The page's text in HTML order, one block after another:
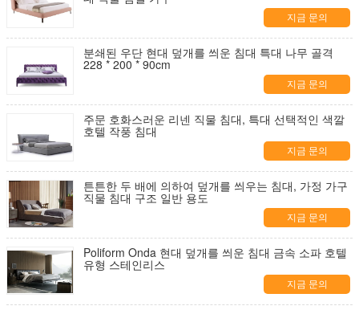
지금 문의
분쇄된 우단 현대 덮개를 씌운 침대 특대 나무 골격
228 * 200 * 90cm
지금 문의
주문 호화스러운 리넨 직물 침대, 특대 선택적인 색깔
호텔 작풍 침대
지금 문의
튼튼한 두 배에 의하여 덮개를 씌우는 침대, 가정 가구
직물 침대 구조 일반 용도
지금 문의
Poliform Onda 현대 덮개를 씌운 침대 금속 소파 호텔
유형 스테인리스
지금 문의